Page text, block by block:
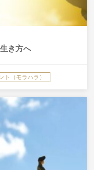
き方へ
ト（モラハラ）